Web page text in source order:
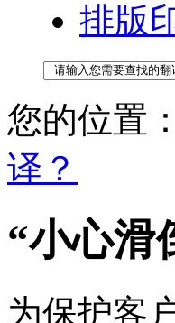
排版
您的位置：
译？
“小心滑
为保护客